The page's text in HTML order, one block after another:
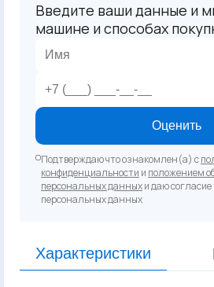
Введите ваши данные и
машине и способах
Оценить
Подтверждаю что ознакомлен(а) с
конфиденциальности и положением
персональных данныхи даю
персональных данных
Характеристики